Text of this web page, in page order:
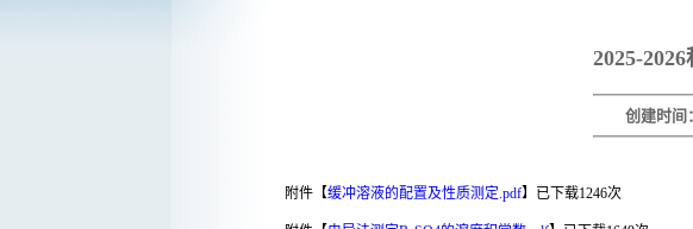
2025-
创建时间
附件【缓冲溶液的配置及性质测定.pdf】已下载1246次